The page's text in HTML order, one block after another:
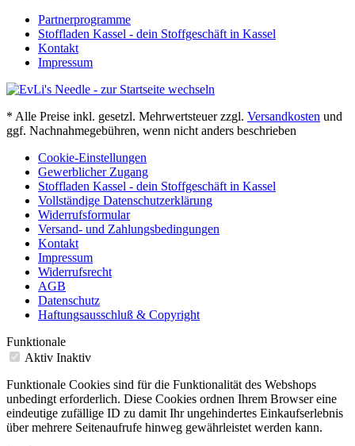
Partnerprogramme
Stoffladen Kassel - dein Stoffgeschäft in Kassel
Kontakt
Impressum
* Alle Preise inkl. gesetzl. Mehrwertsteuer zzgl. Versandkosten und
ggf. Nachnahmegebühren, wenn nicht anders beschrieben
Cookie-Einstellungen
Gewerblicher Zugang
Stoffladen Kassel - dein Stoffgeschäft in Kassel
Vollständige Datenschutzerklärung
Widerrufsformular
Versand- und Zahlungsbedingungen
Kontakt
Impressum
Widerrufsrecht
AGB
Datenschutz
Haftungsausschluß & Copyright
Funktionale
Aktiv Inaktiv
Funktionale Cookies sind für die Funktionalität des Webshops
unbedingt erforderlich. Diese Cookies ordnen Ihrem Browser eine
eindeutige zufällige ID zu damit Ihr ungehindertes Einkaufserlebnis
über mehrere Seitenaufrufe hinweg gewährleistet werden kann.